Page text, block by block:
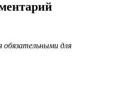
обязательными для